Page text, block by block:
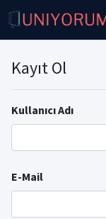
Kayıt Ol
Kullanıcı Adı
E-Mail